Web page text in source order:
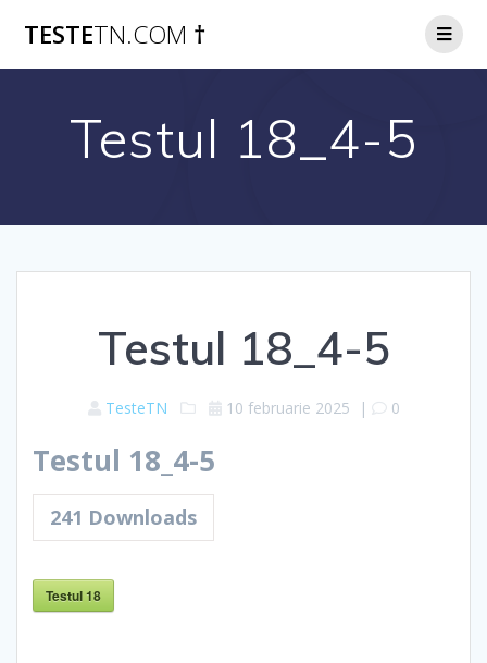
TESTETN.COM †
Testul 18_4-5
Testul 18_4-5
TesteTN 10 februarie 2025 | 0
Testul 18_4-5
241 Downloads
Testul 18